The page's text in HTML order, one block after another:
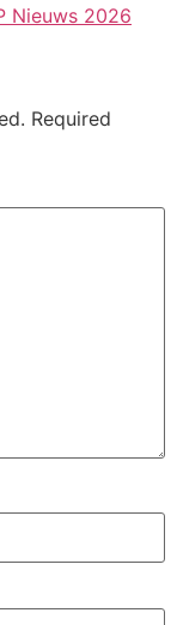
Nieuws 2026
Required